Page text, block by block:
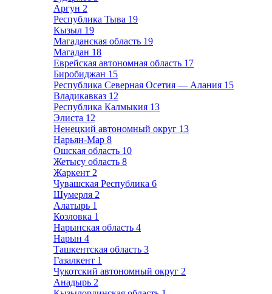
Аргун 2
Республика Тыва 19
Кызыл 19
Магаданская область 19
Магадан 18
Еврейская автономная область 17
Биробиджан 15
Республика Северная Осетия — Алания 15
Владикавказ 12
Республика Калмыкия 13
Элиста 12
Ненецкий автономный округ 13
Нарьян-Мар 8
Ошская область 10
Жетысу область 8
Жаркент 2
Чувашская Республика 6
Шумерля 2
Алатырь 1
Козловка 1
Нарынская область 4
Нарын 4
Ташкентская область 3
Газалкент 1
Чукотский автономный округ 2
Анадырь 2